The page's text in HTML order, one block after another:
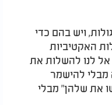
ויש בהם כדי
האקטיביות
לנו להשלות את
מבלי להישמר
את שלהן" מבלי